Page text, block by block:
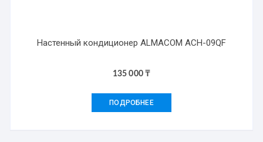
Настенный кондиционер ALMACOM ACH-09QF
135 000₸
ПОДРОБНЕЕ